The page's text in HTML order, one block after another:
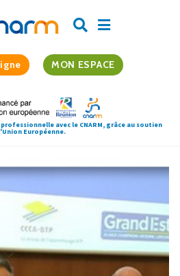
MON ESPACE
avec le CNARM, grâce au soutien
Européenne.